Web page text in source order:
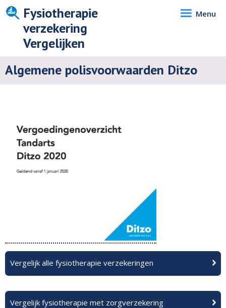
Fysiotherapie
verzekering
Vergelijken
Menu
Algemene polisvoorwaarden Ditzo
Vergelijk alle fysiotherapie verzekeringen
Vergelijk fysiotherapie met zorgverzekering